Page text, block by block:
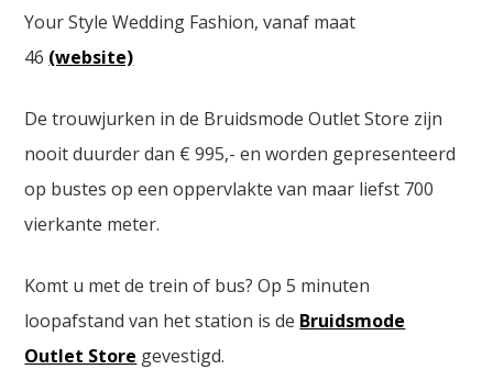
Your Style Wedding Fashion, vanaf maat
46 (website)
De trouwjurken in de Bruidsmode Outlet Store zijn
nooit duurder dan € 995,- en worden gepresenteerd
op bustes op een oppervlakte van maar liefst 700
vierkante meter.
Komt u met de trein of bus? Op 5 minuten
loopafstand van het station is de Bruidsmode
Outlet Store gevestigd.